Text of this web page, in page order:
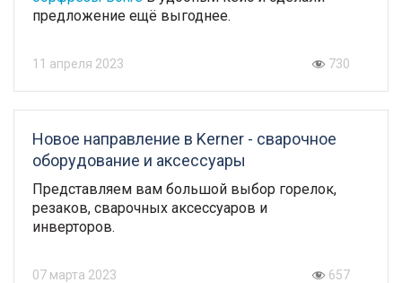
предложение ещё выгоднее.
11 апреля 2023 730
Новое направление в Kerner - сварочное
оборудование и аксессуары
Представляем вам большой выбор горелок,
резаков, сварочных аксессуаров и
инверторов.
07 марта 2023 657